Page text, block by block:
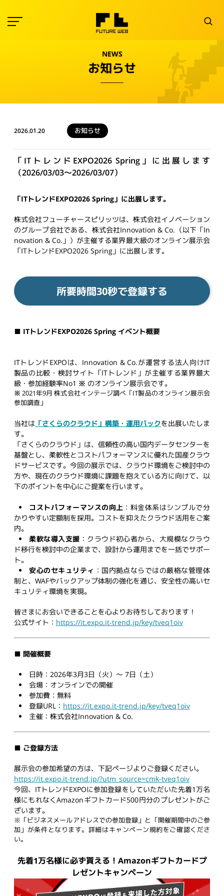
NEWS
お知らせ
2026.01.20 お知らせ
「ITトレンドEXPO2026 Spring」に出展します
（2026/03/03～2026/03/07）
「ITトレンドEXPO2026 Spring」に出展します。
株式会社フューチャースピリッツは、株式会社イノベーション
のグループ会社である、株式会社Innovation & Co.（以下「In
novation & Co.」）が主催する業界最大級のオンライン展示会
「ITトレンドEXPO2026 Spring」に出展します。
所要時間30秒で登録する
■ ITトレンドEXPO2026 Spring イベント概要
ITトレンドEXPOは、Innovation & Co.が運営する法人向けIT
製品の比較・検討サイト「ITトレンド」が主催する業界最大
級・参加経験率No1 ※ のオンライン展示会です。
※ 2021年9月 株式会社インテージ調べ「IT製品のオンライン展示会
参加調査」
当社は 「さくらのクラウド」構築・運用パックを出展いたしま
す。
「さくらのクラウド」は、信頼性の高い国内データセンターを
基盤とし、柔軟性とコストパフォーマンスに優れた国産クラウ
ドサービスです。今回の展示では、クラウド環境をご検討中の
方や、現在のクラウド環境に課題を抱えている方に向けて、以
下のポイントを中心にご提案を行います。
コストパフォーマンスの向上 ：料金体系はシンプルで分
かりやすい定額制を採用。コストを抑えたクラウド活用をご案
内。
柔軟な導入支援 ：クラウド初心者から、大規模なクラウ
ド移行を検討中の企業まで、設計から運用までを一括でサポー
ト。
安心のセキュリティ ：国内拠点ならではの厳格な管理体
制と、WAFやバックアップ体制の強化を通じ、安全性の高いセ
キュリティ環境を実現。
皆さまにお会いできることを心よりお待ちしております！
公式サイト： https://it.expo.it-trend.jp/key/tveq1oiv
■ 開催概要
日時：2026年3月3日（火）～ 7日（土）
会場：オンラインでの開催
参加費：無料
登録URL： https://it.expo.it-trend.jp/key/tveq1oiv
主催：株式会社Innovation & Co.
■ ご登録方法
展示会の参加希望の方は、下記ページよりご登録ください。
https://it.expo.it-trend.jp/?utm_source=cmk-tveq1oiv
今回、ITトレンドEXPOに参加登録をしていただいた先着1万名
様にもれなくAmazonギフトカード500円分のプレゼントがご
ざいます。
※「ビジネスメールアドレスでの参加登録」と「開催期間中のご参
加」が条件となります。詳細はキャンペーン規約をご確認くださ
い。
先着1万名様に必ず貰える！Amazonギフトカードプ
レゼントキャンペーン